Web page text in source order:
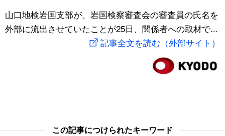
社会
スポーツ・東京2020
旅と暮らし
暮らし
山口地検岩国支部が、岩国検察審査会の審査員の氏名を
外部に流出させていたことが25日、関係者への取材で...
記事全文を読む（外部サイト）
この記事につけられたキーワード